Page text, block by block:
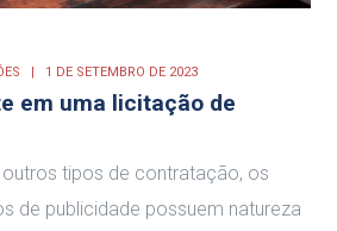
1 DE SETEMBRO DE 2023
em uma licitação de
tipos de contratação, os
de publicidade possuem natureza